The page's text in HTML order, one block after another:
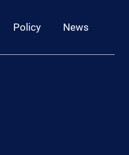
Policy News